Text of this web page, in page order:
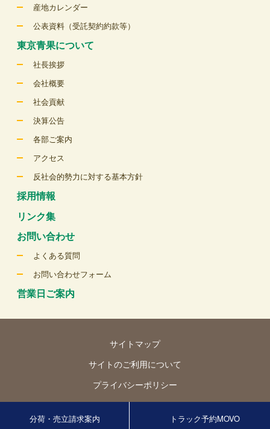
産地カレンダー
公表資料（受託契約約款等）
東京青果について
社長挨拶
会社概要
社会貢献
決算公告
各部ご案内
アクセス
反社会的勢力に対する基本方針
採用情報
リンク集
お問い合わせ
よくある質問
お問い合わせフォーム
営業日ご案内
サイトマップ
サイトのご利用について
プライバシーポリシー
分荷・売立請求案内 トラック予約MOVO